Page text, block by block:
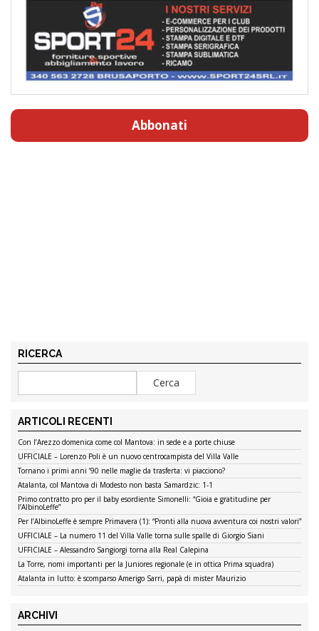
Abbonati
RICERCA
ARTICOLI RECENTI
Con l’Arezzo domenica come col Mantova: in sede e a porte chiuse
UFFICIALE – Lorenzo Poli è un nuovo centrocampista del Villa Valle
Tornano i primi anni ’90 nelle maglie da trasferta: vi piacciono?
Atalanta, col Mantova di Modesto non basta Samardzic: 1-1
Primo contratto pro per il baby esordiente Simonelli: “Gioia e gratitudine per
l’AlbinoLeffe”
Per l’AlbinoLeffe è sempre Primavera (1): “Pronti alla nuova avventura coi nostri valori”
UFFICIALE – La numero 11 del Villa Valle torna sulle spalle di Giorgio Siani
UFFICIALE – Alessandro Sangiorgi torna alla Real Calepina
La Torre, nomi importanti per la Juniores regionale (e in ottica Prima squadra)
Atalanta in lutto: è scomparso Amerigo Sarri, papà di mister Maurizio
ARCHIVI